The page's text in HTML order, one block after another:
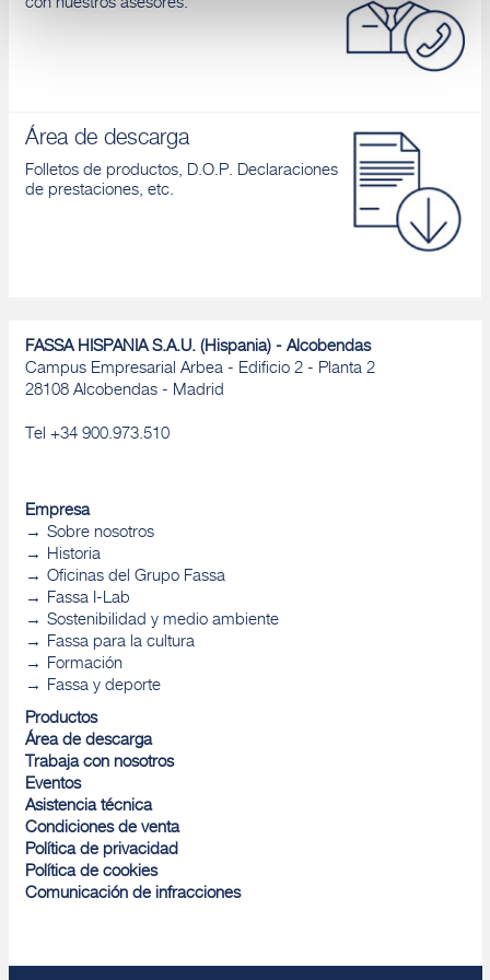
con nuestros asesores.
Área de descarga
Folletos de productos, D.O.P. Declaraciones
de prestaciones, etc.
FASSA HISPANIA S.A.U. (Hispania) - Alcobendas
Campus Empresarial Arbea - Edificio 2 - Planta 2
28108 Alcobendas - Madrid
Tel +34 900.973.510
Empresa
Sobre nosotros
Historia
Oficinas del Grupo Fassa
Fassa I-Lab
Sostenibilidad y medio ambiente
Fassa para la cultura
Formación
Fassa y deporte
Productos
Área de descarga
Trabaja con nosotros
Eventos
Asistencia técnica
Condiciones de venta
Política de privacidad
Política de cookies
Comunicación de infracciones